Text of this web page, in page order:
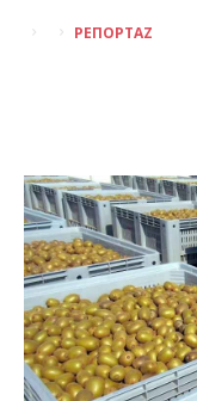
ΡΕΠΟΡΤΆΖ